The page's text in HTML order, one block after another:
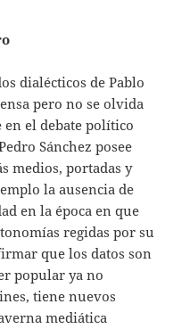
dialécticos de Pablo
pero no se olvida
el debate político
Sánchez posee
medios, portadas y
la ausencia de
en la época en que
regidas por su
que los datos son
popular ya no
tiene nuevos
mediática